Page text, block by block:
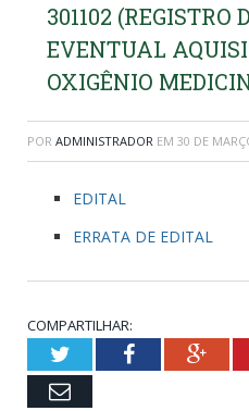
301102 (REGISTRO
EVENTUAL
OXIGÊNIO
POR ADMINISTRADOR EM 30 DE
EDITAL
ERRATA DE EDITAL
COMPARTILHAR:
TwitterFacebook
Email